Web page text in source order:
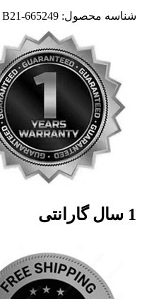
شناسه محصول: 665249-B21
1 سال گارانتی